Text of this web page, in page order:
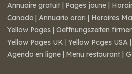
Annuaire gratuit | Pages jaune |
Canada | Annuario orari | Horaires
Yellow Pages | Oeffnungszeiten firmen
Yellow Pages UK | Yellow Pages USA |
Agenda en ligne | Menu restaurant |